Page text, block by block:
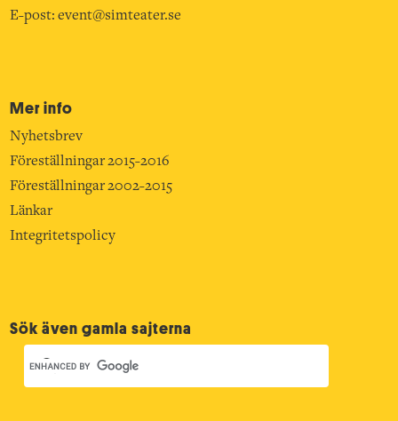
E-post:event@simteater.se
Mer info
Nyhetsbrev
Föreställningar 2015-2016
Föreställningar 2002-2015
Länkar
Integritetspolicy
Sök även gamla sajterna